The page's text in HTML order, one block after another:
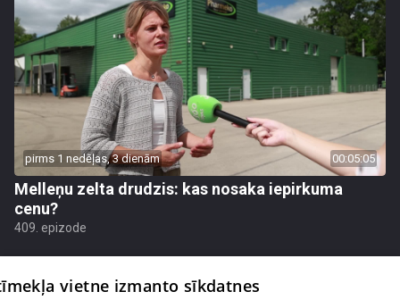
pirms 1 nedēļas, 3 dienām 00:05:05
Melleņu zelta drudzis: kas nosaka iepirkuma
cenu?
409. epizode
vietne izmanto sīkdatnes